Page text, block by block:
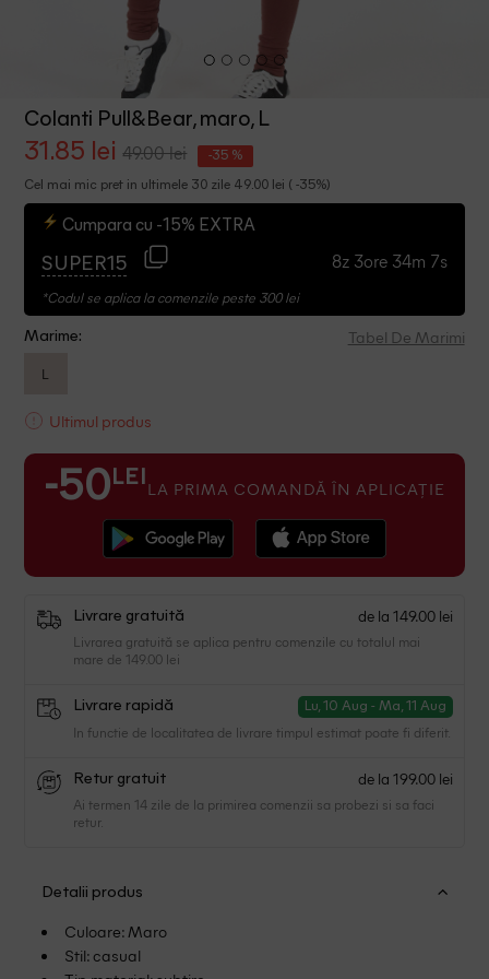
Colanti Pull&Bear, maro, L
31.85 lei 49.00 lei -35 %
Cel mai mic pret in ultimele 30 zile 49.00 lei ( -35%)
Cumpara cu -15% EXTRA
SUPER15 8z 3ore 34m 7s
*Codul se aplica la comenzile peste 300 lei
Marime: Tabel De Marimi
L
Ultimul produs
-50 LEI LA PRIMA COMANDĂ ÎN APLICAȚIE
Livrare gratuită de la 149.00 lei
Livrarea gratuită se aplica pentru comenzile cu totalul mai
mare de 149.00 lei
Livrare rapidă Lu, 10 Aug - Ma, 11 Aug
In functie de localitatea de livrare timpul estimat poate fi diferit.
Retur gratuit de la 199.00 lei
Ai termen 14 zile de la primirea comenzii sa probezi si sa faci
retur.
Detalii produs
Culoare: Maro
Stil: casual